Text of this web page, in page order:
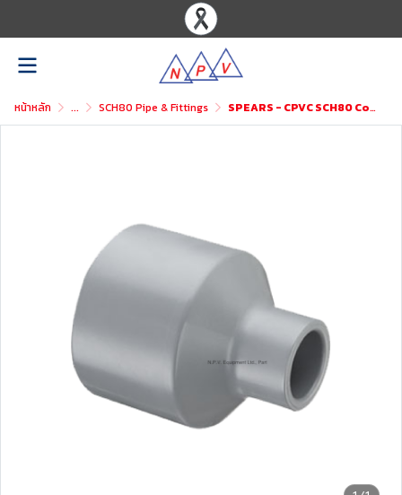
หน้าหลัก ... SCH80 Pipe & Fittings SPEARS - CPVC SCH80 Coupling Reducer